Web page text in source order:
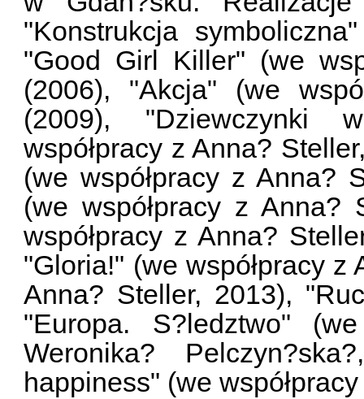
"Konstrukcja
"Good Girl Killer" (we
(2006), "Akcja" (we
(2009), "Dziewczynki
współpracy z Anna?
(we współpracy z Anna?
(we współpracy z
współpracy z Anna?
"Gloria!" (we współpracy
Anna? Steller, 2013),
"Europa. S?ledztwo"
Weronika?
happiness" (we